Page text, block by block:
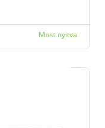
Most nyitva